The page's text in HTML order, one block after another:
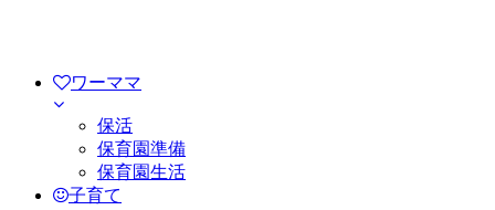
ワーママ
保活
保育園準備
保育園生活
子育て